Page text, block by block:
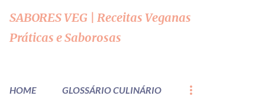
SABORES VEG | Receitas Veganas
Práticas e Saborosas
HOME GLOSSÁRIO CULINÁRIO